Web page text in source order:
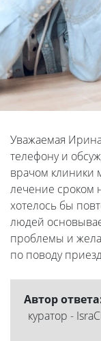
Уважаемая
телефону и
врачом клиники
лечение сроком
хотелось бы
людей
проблемы и
по поводу
Автор
куратор -